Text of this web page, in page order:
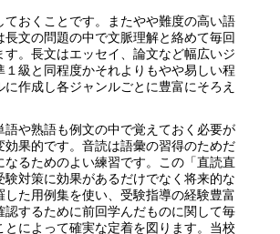
おくことです。またやや難度の高い語
文の問題の中で文脈理解と絡めて毎回
。長文はエッセイ、論文など幅広いジ
級と同程度かそれよりもやや易しい程
作成し各ジャンルごとに豊富にそろえ
や熟語も例文の中で覚えておく必要が
果的です。音読は語彙の習得のためだ
るためのよい練習です。この「直読直
対策に効果があるだけでなく将来的な
た用例集を使い、受験指導の経験豊富
するために前回学んだものに関して毎
によって確実な定着を図ります。当校